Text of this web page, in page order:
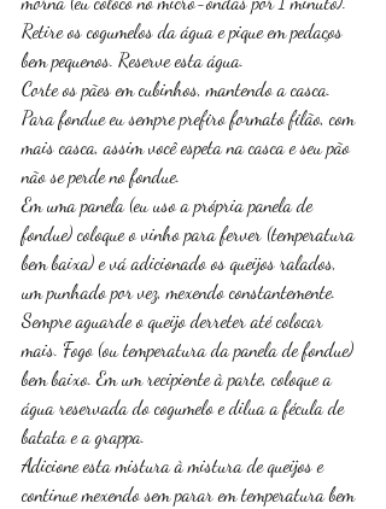
Retire os cogumelos da água e pique em pedaços
bem pequenos. Reserve esta água.
Corte os pães em cubinhos, mantendo a casca.
Para fondue eu sempre prefiro formato filão, com
mais casca, assim você espeta na casca e seu pão
não se perde no fondue.
Em uma panela (eu uso a própria panela de
fondue) coloque o vinho para ferver (temperatura
bem baixa) e vá adicionado os queijos ralados,
um punhado por vez, mexendo constantemente.
Sempre aguarde o queijo derreter até colocar
mais. Fogo (ou temperatura da panela de fondue)
bem baixo. Em um recipiente à parte, coloque a
água reservada do cogumelo e dilua a fécula de
batata e a grappa.
Adicione esta mistura à mistura de queijos e
continue mexendo sem parar em temperatura bem